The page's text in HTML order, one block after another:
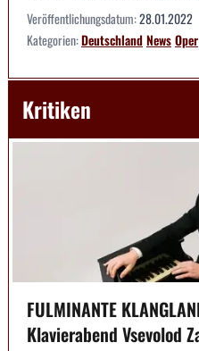
Veröffentlichungsdatum:28.01.2022
Kategorien:DeutschlandNewsOper
Kritiken
FULMINANTE
Klavierabend Vsevolod